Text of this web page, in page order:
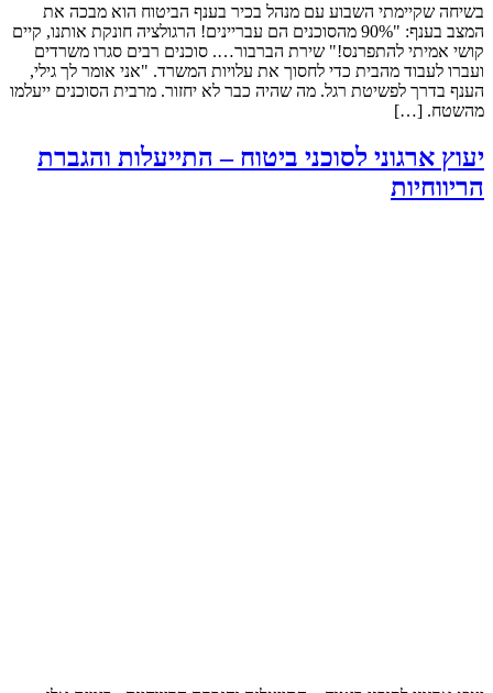
בשיחה שקיימתי השבוע עם מנהל בכיר בענף הביטוח הוא מבכה את
המצב בענף: "90% מהסוכנים הם עבריינים! הרגולציה חונקת אותנו, קיים
קושי אמיתי להתפרנס!" שירת הברבור…. סוכנים רבים סגרו משרדים
ועברו לעבוד מהבית כדי לחסוך את עלויות המשרד. "אני אומר לך גילי,
הענף בדרך לפשיטת רגל. מה שהיה כבר לא יחזור. מרבית הסוכנים ייעלמו
מהשטח. […]
יעוץ ארגוני לסוכני ביטוח – התייעלות והגברת
הריווחיות